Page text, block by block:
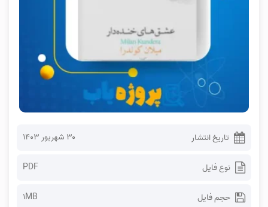
تاریخ انتشار ۳۰ شهریور ۱۴۰۳
نوع فایل PDF
حجم فایل 1MB